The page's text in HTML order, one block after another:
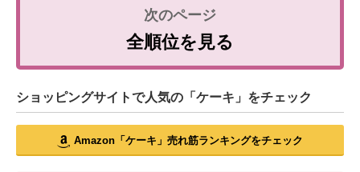
全順位を見る
ショッピングサイトで人気の「ケーキ」をチェック
Amazon「ケーキ」売れ筋ランキングをチェック